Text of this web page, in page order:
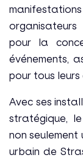
pour la
événements,
pour tous leurs
Avec ses
stratégique,
non
urbain de